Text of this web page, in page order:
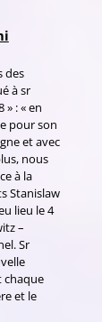
des
à sr
: « en
pour son
et avec
nous
à la
Stanislaw
lieu le 4
–
Sr
chaque
et le